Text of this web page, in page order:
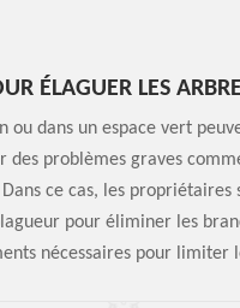
ÉLAGUER LES
ou dans un espace vert
des problèmes graves
ce cas, les
pour éliminer les
nécessaires pour limiter